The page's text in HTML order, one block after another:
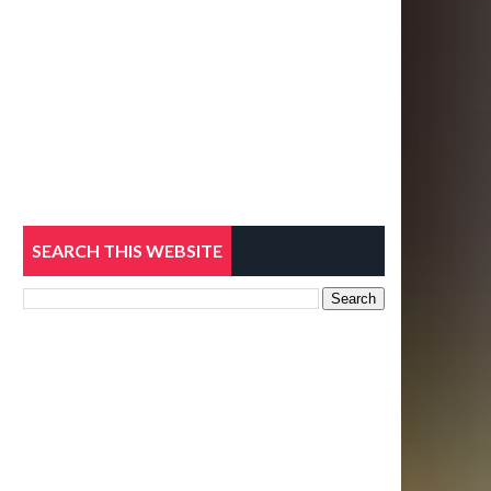
SEARCH THIS WEBSITE